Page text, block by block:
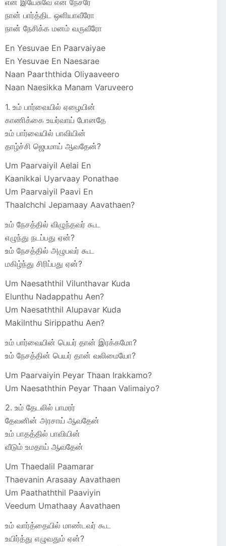
என் இயேசுவே என் நேசரே
நான் பார்த்திட ஒளியாவீரோ
நான் நேசிக்க மனம் வருவீரோ
En Yesuvae En Paarvaiyae
En Yesuvae En Naesarae
Naan Paarththida Oliyaaveero
Naan Naesikka Manam Varuveero
1. உம் பார்வையில் ஏழையின்
காணிக்கை உயர்வாய் போனதே
உம் பார்வையில் பாவியின்
தாழ்ச்சி ஜெபமாய் ஆவதேன்?
Um Paarvaiyil Aelai En
Kaanikkai Uyarvaay Ponathae
Um Paarvaiyil Paavi En
Thaalchchi Jepamaay Aavathaen?
உம் நேசத்தில் விழுந்தவர் கூட
எழுந்து நடப்பது ஏன்?
உம் நேசத்தில் அழுபவர் கூட
மகிழ்ந்து சிரிப்பது ஏன்?
Um Naesaththil Vilunthavar Kuda
Elunthu Nadappathu Aen?
Um Naesaththil Alupavar Kuda
Makilnthu Sirippathu Aen?
உம் பார்வையின் பெயர் தான் இரக்கமோ?
உம் நேசத்தின் பெயர் தான் வலிமையோ?
Um Paarvaiyin Peyar Thaan Irakkamo?
Um Naesaththin Peyar Thaan Valimaiyo?
2. உம் தேடலில் பாமரர்
தேவனின் அரசாய் ஆவதேன்
உம் பாதத்தில் பாவியின்
வீடும் உமதாய் ஆவதேன்
Um Thaedalil Paamarar
Thaevanin Arasaay Aavathaen
Um Paathaththil Paaviyin
Veedum Umathaay Aavathaen
உம் வார்த்தையில் மாண்டவர் கூட
உயிர்த்து எழுவதும் ஏன்?